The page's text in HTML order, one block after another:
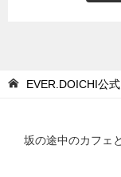
EVER.DOICHI公
坂の途中のカフェ